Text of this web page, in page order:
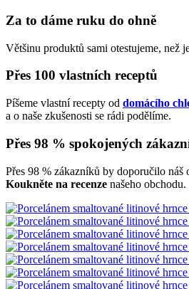
Za to dáme ruku do ohně
Většinu produktů sami otestujeme, než
Přes 100 vlastních receptů
Píšeme vlastní recepty od domácího
a o naše zkušenosti se rádi podělíme.
Přes 98 % spokojených
Přes 98 % zákazníků by doporučilo náš
Koukněte na recenze našeho obchodu.